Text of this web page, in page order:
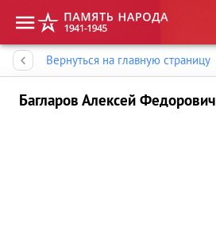
Вернуться на главную страницу
Багларов Алексей Федорович
Память народа